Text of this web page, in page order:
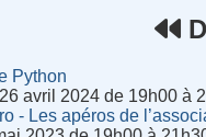
Python
avril 2024 de 19h00 à
- Les apéros de